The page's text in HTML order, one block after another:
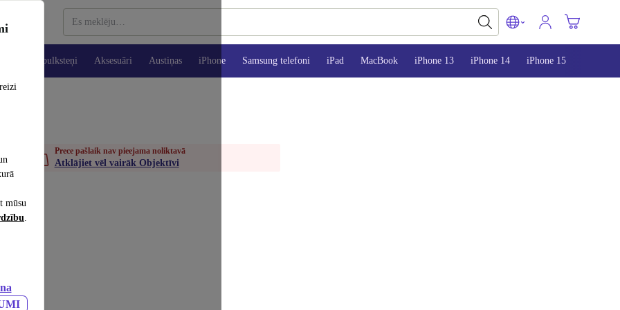
mūsu
.
Viedpulksteņi Aksesuāri Austiņas iPhone Samsung telefoni iPad MacBook iPhone 13 iPhone 14 iPhone 15
Prece pašlaik nav pieejama noliktavā
Atklājiet vēl vairāk Objektīvi